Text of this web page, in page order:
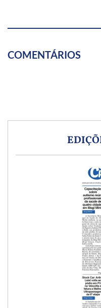
COMENTÁRIOS